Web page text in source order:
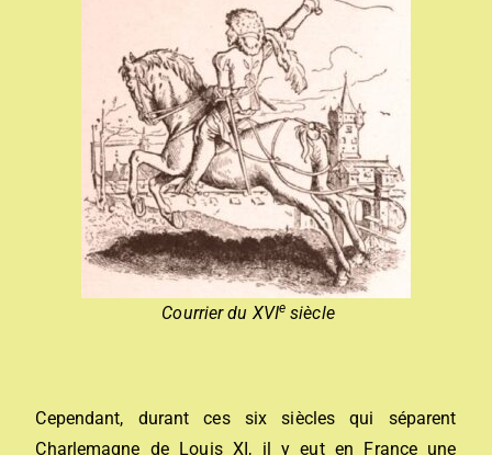
Courrier du XVIe siècle
Cependant, durant ces six siècles qui séparent
Charlemagne de Louis XI, il y eut en France une